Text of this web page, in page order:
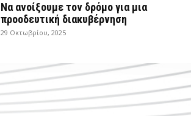
Να ανοίξουμε τον δρόμο για μια
προοδευτική διακυβέρνηση
29 Οκτωβρίου, 2025